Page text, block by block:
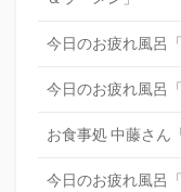
今日のお疲れ風呂
今日のお疲れ風呂
お食事処 中藤さん
今日のお疲れ風呂